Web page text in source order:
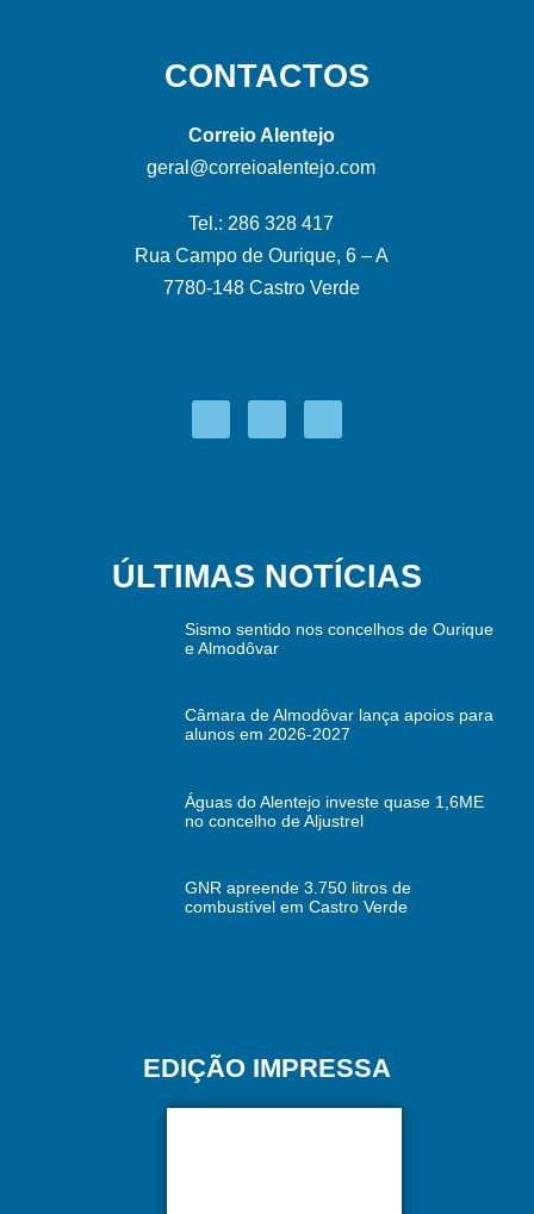
CONTACTOS
Correio Alentejo
geral@correioalentejo.com
Tel.: 286 328 417
Rua Campo de Ourique, 6 – A
7780-148 Castro Verde
ÚLTIMAS NOTÍCIAS
Sismo sentido nos concelhos de Ourique
e Almodôvar
Câmara de Almodôvar lança apoios para
alunos em 2026-2027
Águas do Alentejo investe quase 1,6ME
no concelho de Aljustrel
GNR apreende 3.750 litros de
combustível em Castro Verde
EDIÇÃO IMPRESSA